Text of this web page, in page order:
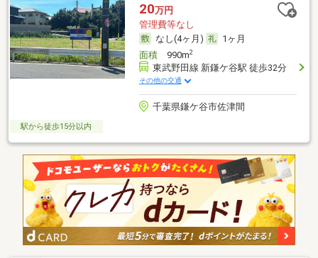
20万円
管理費等なし
なし(4ヶ月)
1ヶ月
面積990m2
東武野田線 新鎌ケ谷駅 徒歩32分
その他の交通
千葉県鎌ケ谷市佐津間
駅から徒歩15分以内